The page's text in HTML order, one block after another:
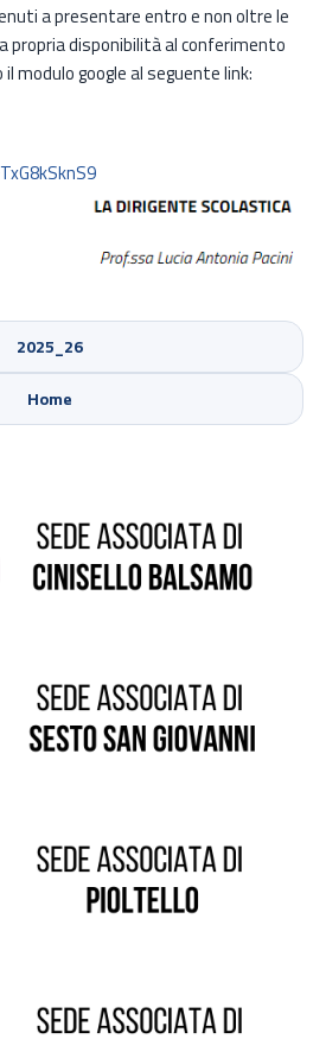
a presentare entro e non oltre le
propria disponibilità al conferimento
modulo google al seguente link:
2025_26
HomeBalsamo
San Giovanni
di Pioltello
D'Adda